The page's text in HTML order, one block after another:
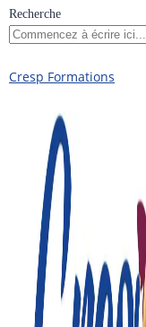
Recherche
Cresp Formations